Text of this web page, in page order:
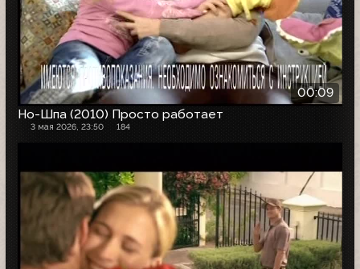
00:09
Но-Шпа (2010) Просто работает
3 мая 2026, 23:50 184